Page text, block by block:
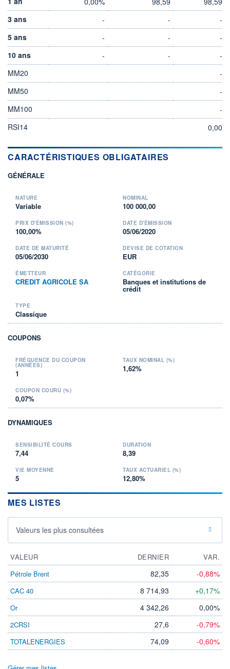
3 ans
- -
-
5 ans
- -
-
10 ans
- -
-
MM20
-
MM50
-
MM100
-
RSI14
0,00
CARACTÉRISTIQUES OBLIGATAIRES
GÉNÉRALE
NATURE
Variable
NOMINAL
100 000,00
PRIX D'ÉMISSION (%)
100,00%
DATE D'ÉMISSION
05/06/2020
DATE DE MATURITÉ
05/06/2030
DEVISE DE COTATION
EUR
ÉMETTEUR
CREDIT AGRICOLE SA
CATÉGORIE
Banques et institutions de
crédit
TYPE
Classique
COUPONS
FRÉQUENCE DU COUPON
(ANNÉES)
1
TAUX NOMINAL (%)
1,62%
COUPON COURU (%)
0,07%
DYNAMIQUES
SENSIBILITÉ COURS
7,44
DURATION
8,39
VIE MOYENNE
5
TAUX ACTUARIEL (%)
12,80%
MES LISTES
Valeurs les plus consultées
VALEUR DERNIER
VAR.
Pétrole Brent
82,35 -0,88%
CAC 40 8 714,93 +0,17%
Or 4 342,26 0,00%
2CRSI 27,6 -0,79%
TOTALENERGIES 74,09 -0,60%